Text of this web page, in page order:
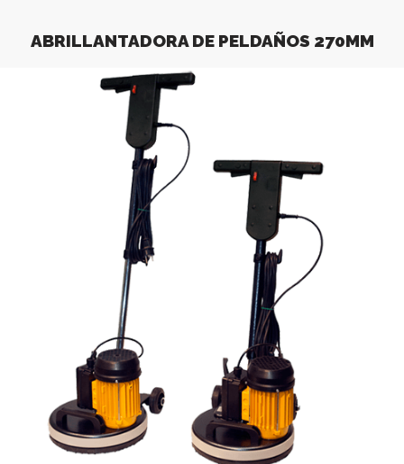
ABRILLANTADORA DE PELDAÑOS 270MM